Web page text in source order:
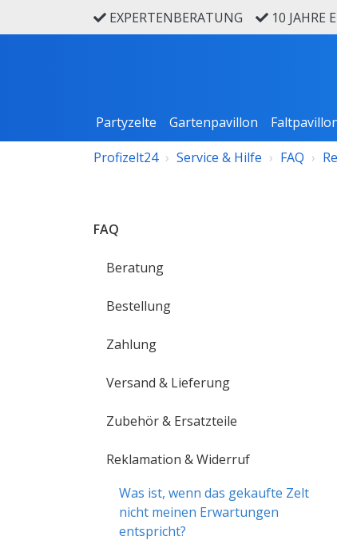
EXPERTENBERATUNG 10 JAHRE
Partyzelte Gartenpavillon
Profizelt24
Service & Hilfe FAQ
FAQ
Beratung
Bestellung
Zahlung
Versand & Lieferung
Zubehör & Ersatzteile
Reklamation & Widerruf
Was ist, wenn das gekaufte Zelt
nicht meinen Erwartungen
entspricht?